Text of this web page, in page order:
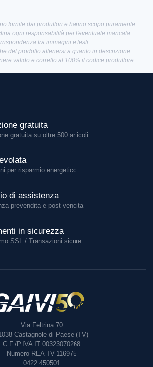
fornite dai produttori e hanno scopo puramente
ogni responsabilità per l'eventuale mancata
tra immagini e testi.
del prodotto attenersi a quanto in descrizione.
valido e corretto al 100% il codice produttore.
gratuita
gratuita su oltre 500 articoli
per risparmio energetico
di assistenza
prevendita e post-vendita
in sicurezza
SSL / Transazioni sicure
Via Feltrina 70
Castagnole di Paese (TV)
C.F./P.IVA IT 00323070268
Numero REA TV-116975
0422 450501